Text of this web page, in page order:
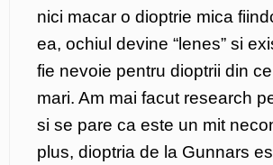
nici macar o dioptrie mica
ea, ochiul devine “lenes” si
fie nevoie pentru dioptrii din
mari. Am mai facut research
si se pare ca este un mit
plus, dioptria de la Gunnars